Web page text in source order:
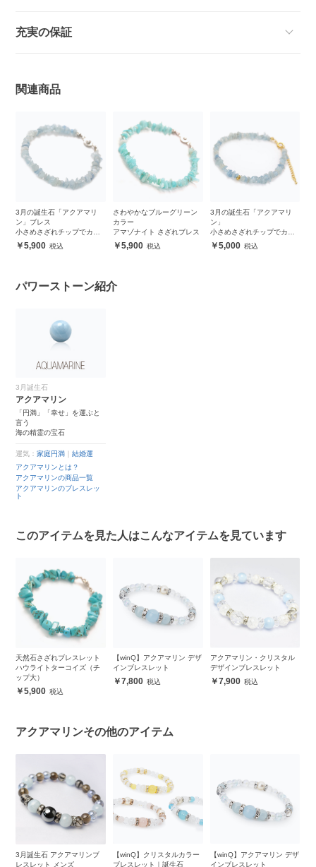
充実の保証
関連商品
3月の誕生石「アクアマリ
ン」ブレス
小さめさざれチップでカジ
ュアルに
5,900
さわやかなブルーグリーン
カラー
アマゾナイト さざれブレス
5,900
3月の誕生石「アクアマリ
ン」
小さめさざれチップでカジ
ュアルに
5,000
パワーストーン紹介
3月誕生石
アクアマリン
「円満」「幸せ」を運ぶと
言う
海の精霊の宝石
運気：家庭円満 ｜結婚運
アクアマリンとは？
アクアマリンの商品一覧
アクアマリンのブレスレッ
ト
このアイテムを見た人はこんなアイテムを見ています
天然石さざれブレスレット
ハウライトターコイズ（チ
ップ大）
5,900
【winQ】アクアマリン デザ
インブレスレット
7,800
アクアマリン・クリスタル
デザインブレスレット
7,900
アクアマリンその他のアイテム
3月誕生石 アクアマリンブ
レスレット メンズ
【winQ】クリスタルカラー
ブレスレット｜誕生石
【winQ】アクアマリン デザ
インブレスレット